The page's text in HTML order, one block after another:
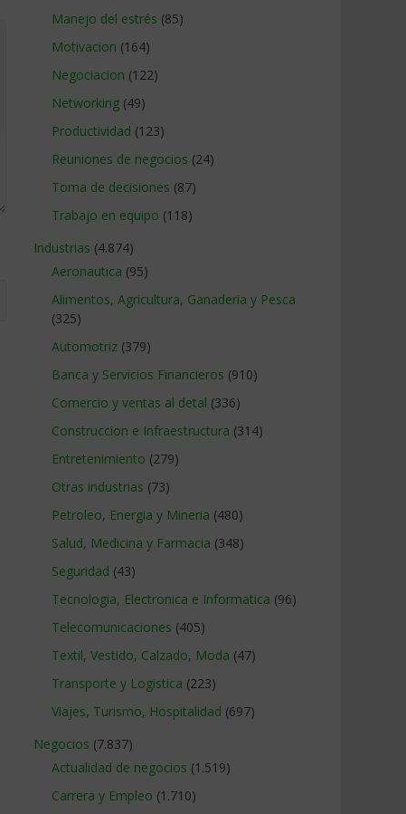
Manejo del estrés (85)
Motivacion (164)
Negociacion (122)
Networking (49)
Productividad (123)
Reuniones de negocios (24)
Toma de decisiones (87)
Trabajo en equipo (118)
Industrias (4.874)
Aeronautica (95)
Alimentos, Agricultura, Ganaderia y Pesca
(325)
Automotriz (379)
Banca y Servicios Financieros (910)
Comercio y ventas al detal (336)
Construccion e Infraestructura (314)
Entretenimiento (279)
Otras industrias (73)
Petroleo, Energia y Mineria (480)
Salud, Medicina y Farmacia (348)
Seguridad (43)
Tecnologia, Electronica e Informatica (96)
Telecomunicaciones (405)
Textil, Vestido, Calzado, Moda (47)
Transporte y Logistica (223)
Viajes, Turismo, Hospitalidad (697)
Negocios (7.837)
Actualidad de negocios (1.519)
Carrera y Empleo (1.710)